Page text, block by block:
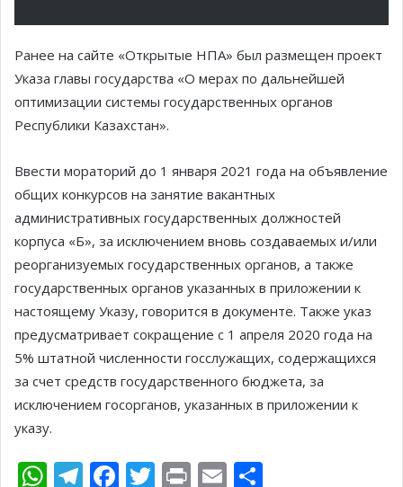
Ранее на сайте «Открытые НПА» был размещен проект
Указа главы государства «О мерах по дальнейшей
оптимизации системы государственных органов
Республики Казахстан».
Ввести мораторий до 1 января 2021 года на объявление
общих конкурсов на занятие вакантных
административных государственных должностей
корпуса «Б», за исключением вновь создаваемых и/или
реорганизуемых государственных органов, а также
государственных органов указанных в приложении к
настоящему Указу, говорится в документе. Также указ
предусматривает сокращение с 1 апреля 2020 года на
5% штатной численности госслужащих, содержащихся
за счет средств государственного бюджета, за
исключением госорганов, указанных в приложении к
указу.
W T F T Pr E